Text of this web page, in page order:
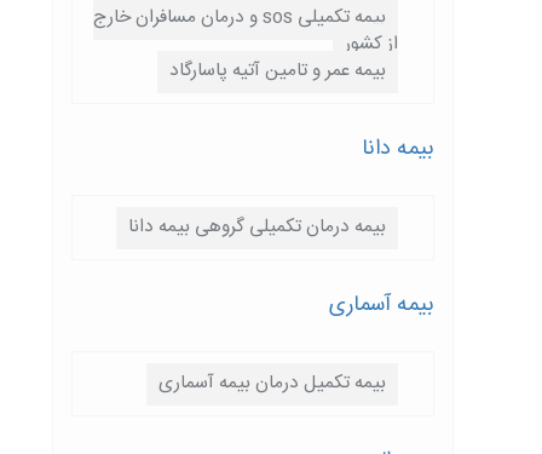
بیمه تکمیلی sos و درمان مسافران خارج
از کشور
بیمه عمر و تامین آتیه پاسارگاد
بیمه دانا
بیمه درمان تکمیلی گروهی بیمه دانا
بیمه آسماری
بیمه تکمیل درمان بیمه آسماری